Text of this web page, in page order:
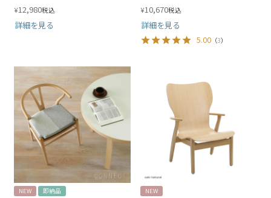
¥12,980税込
詳細を見る
¥10,670税込
詳細を見る
5.00 （3）
NEW 即納品 NEW